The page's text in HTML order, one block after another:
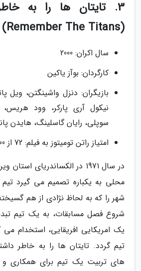
3. تایتان ها را به
(Remember The Titans)
سال اکران: 2000
کارگردان: بوآز یاکین
بازیگران: دنزل واشینگتن، ویل
نیکول آری پارکر، وود
سوپلی، رایان گاسلینگ، هایدن
امتیاز راتن تومیتوز به فیلم: 72 از 100
در سال 1971 در الکساندریای
محلی به یکباره تصمیم می گیرد تیم
شهر را که به لحاظ نژادی از هم
شروع فصل مسابقات، به یک تیم
یک امریکایی افریقایی، استخدام می
تیم گردد. تایتان ها را به خاطر
های تربیت یک تیم برای همکاری و